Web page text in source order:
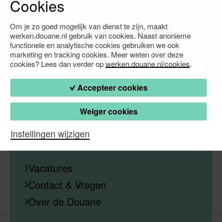
Cookies
Om je zo goed mogelijk van dienst te zijn, maakt
werken.douane.nl gebruik van cookies. Naast anonieme
functionele en analytische cookies gebruiken we ook
marketing en tracking cookies. Meer weten over deze
cookies? Lees dan verder opwerken.douane.nl/cookies.
Accepteer cookies
Weiger cookies
Instellingen wijzigen
Waarmee kunnen we je verder helpen?
Helaas! Deze pagina
is niet gevonden.
Vacatures
Contact & Vragen
Over de Douane